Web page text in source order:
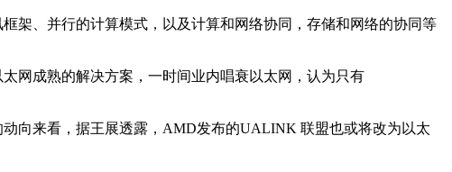
、并行的计算模式，以及计算和网络协同，存储和网络的协同等
网成熟的解决方案，一时间业内唱衰以太网，认为只有
向来看，据王展透露，AMD发布的UALINK 联盟也或将改为以太